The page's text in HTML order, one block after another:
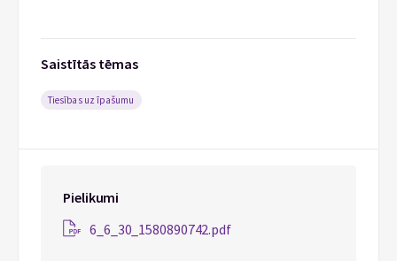
Saistītās tēmas
Tiesības uz īpašumu
Pielikumi
6_6_30_1580890742.pdf